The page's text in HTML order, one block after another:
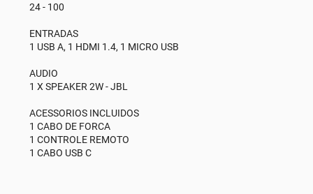
24 - 100
ENTRADAS
1 USB A, 1 HDMI 1.4, 1 MICRO USB
AUDIO
1 X SPEAKER 2W - JBL
ACESSORIOS INCLUIDOS
1 CABO DE FORCA
1 CONTROLE REMOTO
1 CABO USB C